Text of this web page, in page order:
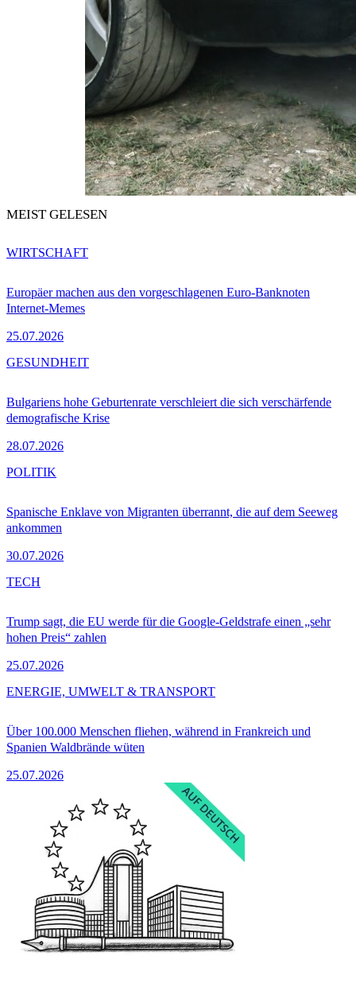
MEIST GELESEN
Europäer machen aus den vorgeschlagenen Euro-Banknoten
Internet-Memes
25.07.2026
WIRTSCHAFT
Bulgariens hohe Geburtenrate verschleiert die sich verschärfende
demografische Krise
28.07.2026
GESUNDHEIT
Spanische Enklave von Migranten überrannt, die auf dem Seeweg
ankommen
30.07.2026
POLITIK
Trump sagt, die EU werde für die Google-Geldstrafe einen „sehr
hohen Preis“ zahlen
25.07.2026
TECH
Über 100.000 Menschen fliehen, während in Frankreich und
Spanien Waldbrände wüten
25.07.2026
ENERGIE, UMWELT & TRANSPORT